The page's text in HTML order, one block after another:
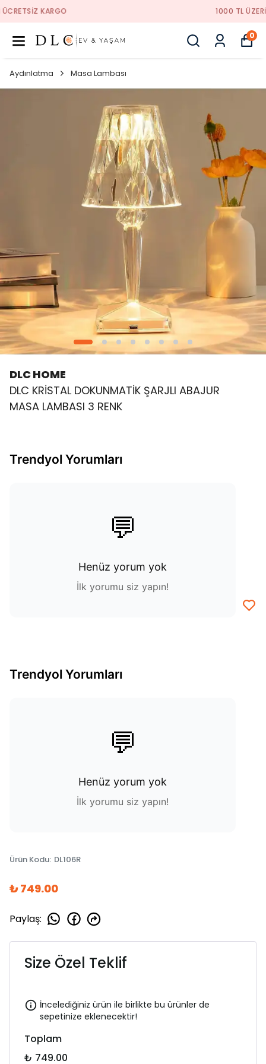
0
Aydınlatma Masa Lambası
DLC HOME
DLC KRİSTAL DOKUNMATİK ŞARJLI ABAJUR
MASA LAMBASI 3 RENK
Trendyol Yorumları
💬
Henüz yorum yok
İlk yorumu siz yapın!
Trendyol Yorumları
💬
Henüz yorum yok
İlk yorumu siz yapın!
Ürün Kodu: DL106R
₺ 749.00
Paylaş:
Size Özel Teklif
İncelediğiniz ürün ile birlikte bu ürünler de
sepetinize eklenecektir!
Toplam
₺ 749.00